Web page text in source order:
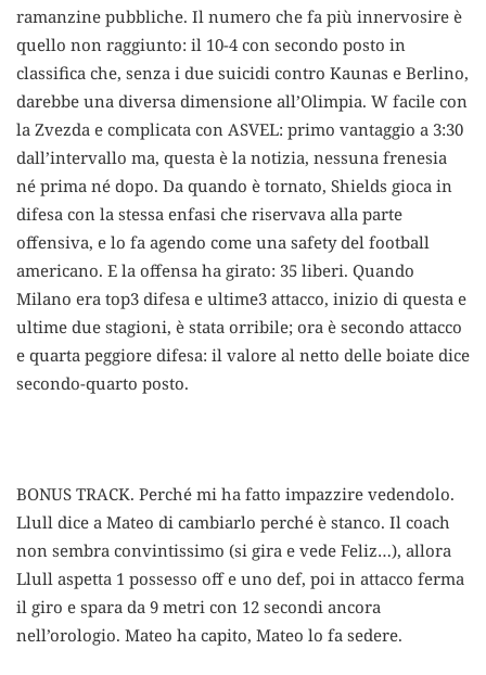
ramanzine pubbliche. Il numero che fa più innervosire è
quello non raggiunto: il 10-4 con secondo posto in
classifica che, senza i due suicidi contro Kaunas e Berlino,
darebbe una diversa dimensione all’Olimpia. W facile con
la Zvezda e complicata con ASVEL: primo vantaggio a 3:30
dall’intervallo ma, questa è la notizia, nessuna frenesia
né prima né dopo. Da quando è tornato, Shields gioca in
difesa con la stessa enfasi che riservava alla parte
offensiva, e lo fa agendo come una safety del football
americano. E la offensa ha girato: 35 liberi. Quando
Milano era top3 difesa e ultime3 attacco, inizio di questa e
ultime due stagioni, è stata orribile; ora è secondo attacco
e quarta peggiore difesa: il valore al netto delle boiate dice
secondo-quarto posto.
BONUS TRACK. Perché mi ha fatto impazzire vedendolo.
Llull dice a Mateo di cambiarlo perché è stanco. Il coach
non sembra convintissimo (si gira e vede Feliz…), allora
Llull aspetta 1 possesso off e uno def, poi in attacco ferma
il giro e spara da 9 metri con 12 secondi ancora
nell’orologio. Mateo ha capito, Mateo lo fa sedere.